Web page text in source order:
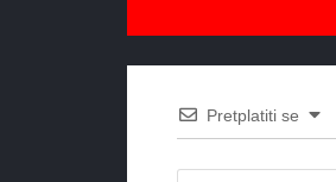
Pretplatiti se